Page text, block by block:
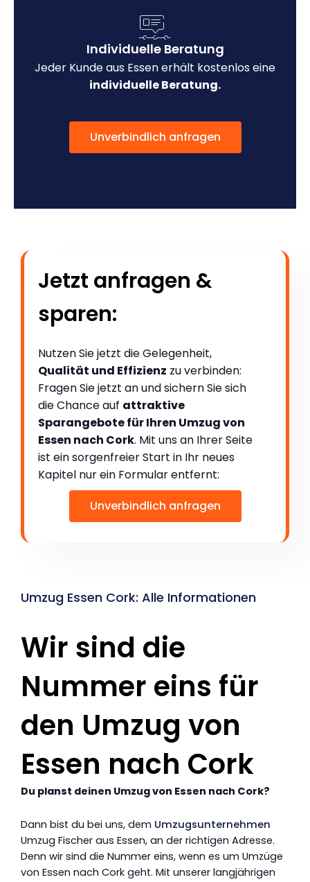
Individuelle Beratung
Jeder Kunde aus Essen erhält kostenlos eine
individuelle Beratung.
Unverbindlich anfragen
Jetzt anfragen &
sparen:
Nutzen Sie jetzt die Gelegenheit,
Qualität und Effizienz zu verbinden:
Fragen Sie jetzt an und sichern Sie sich
die Chance auf attraktive
Sparangebote für Ihren Umzug von
Essen nach Cork. Mit uns an Ihrer Seite
ist ein sorgenfreier Start in Ihr neues
Kapitel nur ein Formular entfernt:
Unverbindlich anfragen
Umzug Essen Cork: Alle Informationen
Wir sind die
Nummer eins für
den Umzug von
Essen nach Cork
Du planst deinen Umzug von Essen nach Cork?
Dann bist du bei uns, dem Umzugsunternehmen
Umzug Fischer aus Essen, an der richtigen Adresse.
Denn wir sind die Nummer eins, wenn es um Umzüge
von Essen nach Cork geht. Mit unserer langjährigen